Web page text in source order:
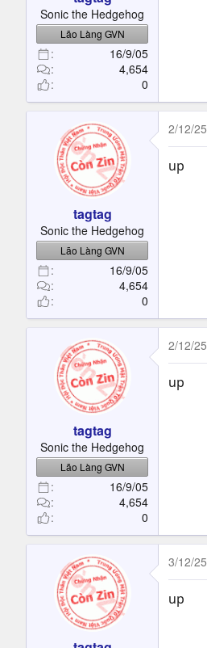
Sonic the Hedgehog
Lão Làng GVN
16/9/05
4,654
0
tagtag
Sonic the Hedgehog
Lão Làng GVN
16/9/05
4,654
0
2/12/25
up
tagtag
Sonic the Hedgehog
Lão Làng GVN
16/9/05
4,654
0
2/12/25
up
3/12/25
up